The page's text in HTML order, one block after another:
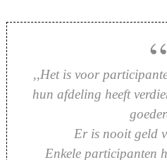
,,Het is voor participanten onduidelijk hoeveel
hun afdeling heeft
Er is nooit geld
Enkele participanten